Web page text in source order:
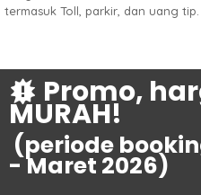
termasuk Toll, parkir, dan uang tip.
Promo,
MURAH!
(periode
- Maret 2026)